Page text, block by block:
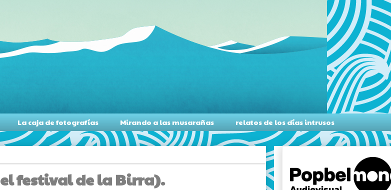
La caja de fotografías Mirando a las musarañas relatos de los días intrusos
festival de la Birra).